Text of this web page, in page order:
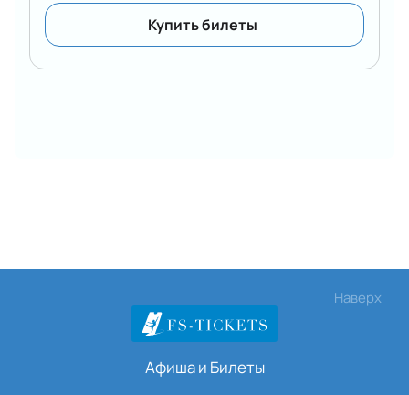
Купить билеты
Наверх
Афиша и Билеты